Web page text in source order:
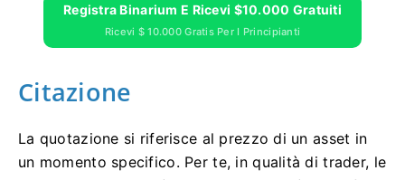
Registra Binarium E Ricevi $10.000 Gratuiti
Ricevi $ 10.000 Gratis Per I Principianti
Citazione
La quotazione si riferisce al prezzo di un asset in
un momento specifico. Per te, in qualità di trader, le